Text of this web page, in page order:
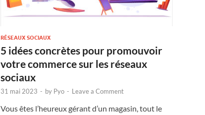
RÉSEAUX SOCIAUX
5 idées concrètes pour promouvoir
votre commerce sur les réseaux
sociaux
31 mai 2023 - by Pyo - Leave a Comment
Vous êtes l’heureux gérant d’un magasin, tout le